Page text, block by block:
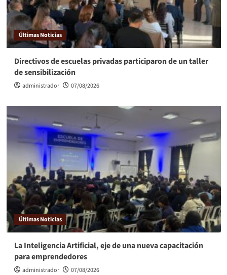
Últimas Noticias
Directivos de escuelas privadas participaron de un taller
de sensibilización
administrador 07/08/2026
Últimas Noticias
La Inteligencia Artificial, eje de una nueva capacitación
para emprendedores
administrador 07/08/2026